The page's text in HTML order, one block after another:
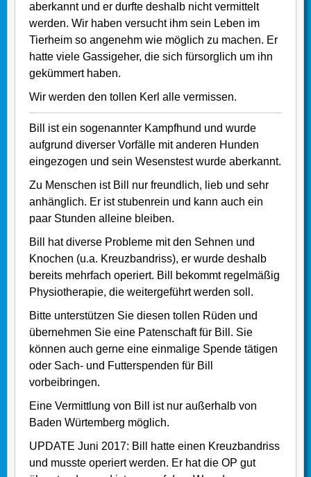
aberkannt und er durfte deshalb nicht vermittelt
werden. Wir haben versucht ihm sein Leben im
Tierheim so angenehm wie möglich zu machen. Er
hatte viele Gassigeher, die sich fürsorglich um ihn
gekümmert haben.
Wir werden den tollen Kerl alle vermissen.
Bill ist ein sogenannter Kampfhund und wurde
aufgrund diverser Vorfälle mit anderen Hunden
eingezogen und sein Wesenstest wurde aberkannt.
Zu Menschen ist Bill nur freundlich, lieb und sehr
anhänglich. Er ist stubenrein und kann auch ein
paar Stunden alleine bleiben.
Bill hat diverse Probleme mit den Sehnen und
Knochen (u.a. Kreuzbandriss), er wurde deshalb
bereits mehrfach operiert. Bill bekommt regelmäßig
Physiotherapie, die weitergeführt werden soll.
Bitte unterstützen Sie diesen tollen Rüden und
übernehmen Sie eine Patenschaft für Bill. Sie
können auch gerne eine einmalige Spende tätigen
oder Sach- und Futterspenden für Bill
vorbeibringen.
Eine Vermittlung von Bill ist nur außerhalb von
Baden Würtemberg möglich.
UPDATE Juni 2017: Bill hatte einen Kreuzbandriss
und musste operiert werden. Er hat die OP gut